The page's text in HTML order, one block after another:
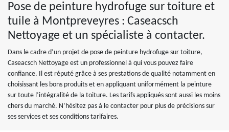
Pose de peinture hydrofuge sur toiture et
tuile à Montpreveyres : Caseacsch
Nettoyage et un spécialiste à contacter.
Dans le cadre d’un projet de pose de peinture hydrofuge sur toiture,
Caseacsch Nettoyage est un professionnel à qui vous pouvez faire
confiance. Il est réputé grâce à ses prestations de qualité notamment en
choisissant les bons produits et en appliquant uniformément la peinture
sur toute l’intégralité de la toiture. Les tarifs appliqués sont aussi les moins
chers du marché. N’hésitez pas à le contacter pour plus de précisions sur
ses services et ses conditions tarifaires.